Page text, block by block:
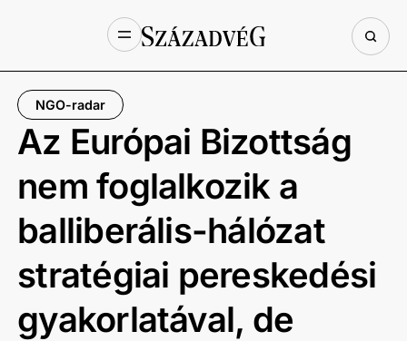
NGO-radar
Az Európai Bizottság
nem foglalkozik a
balliberális-hálózat
stratégiai pereskedési
gyakorlatával, de